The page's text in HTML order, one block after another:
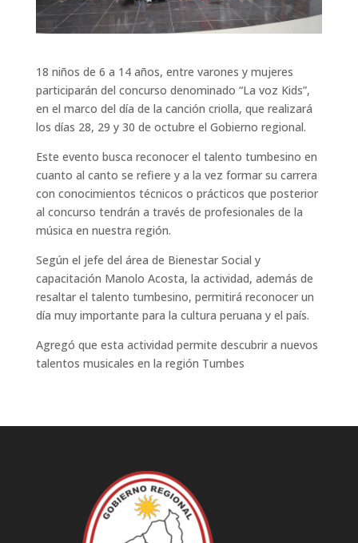
18 niños de 6 a 14 años, entre varones y mujeres
participarán del concurso denominado “La voz Kids”,
en el marco del día de la canción criolla, que realizará
los días 28, 29 y 30 de octubre el Gobierno regional.
Este evento busca reconocer el talento tumbesino en
cuanto al canto se refiere y a la vez formar su carrera
con conocimientos técnicos o prácticos que posterior
al concurso tendrán a través de profesionales de la
música en nuestra región.
Según el jefe del área de Bienestar Social y
capacitación Manolo Acosta, la actividad, además de
resaltar el talento tumbesino, permitirá reconocer un
día muy importante para la cultura peruana y el país.
Agregó que esta actividad permite descubrir a nuevos
talentos musicales en la región Tumbes